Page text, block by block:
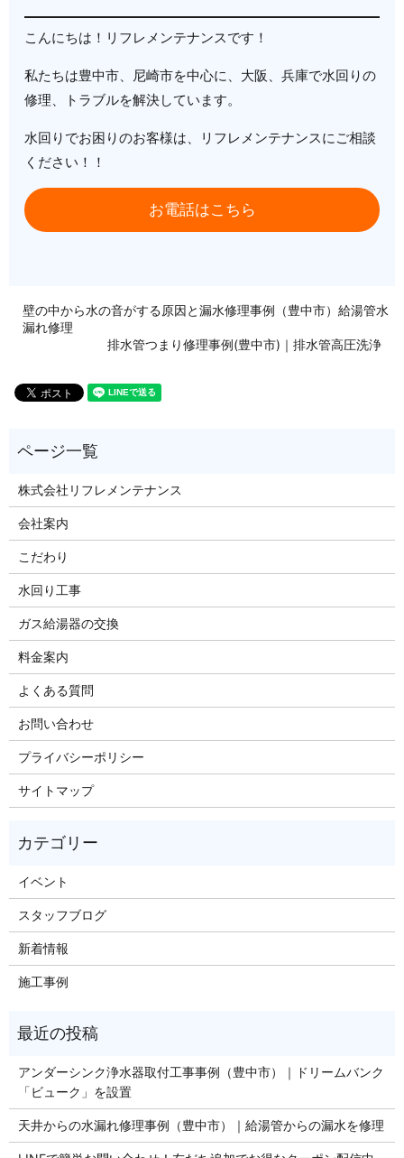
こんにちは！リフレメンテナンスです！
私たちは豊中市、尼崎市を中心に、大阪、兵庫で水回りの
修理、トラブルを解決しています。
水回りでお困りのお客様は、リフレメンテナンスにご相談
ください！！
お電話はこちら
壁の中から水の音がする原因と漏水修理事例（豊中市）給湯管水
漏れ修理
排水管つまり修理事例(豊中市)｜排水管高圧洗浄
株式会社リフレメンテナンス
会社案内
こだわり
水回り工事
ガス給湯器の交換
料金案内
よくある質問
お問い合わせ
プライバシーポリシー
サイトマップ
イベント
スタッフブログ
新着情報
施工事例
アンダーシンク浄水器取付工事事例（豊中市）｜ドリームバンク
「ビューク」を設置
天井からの水漏れ修理事例（豊中市）｜給湯管からの漏水を修理